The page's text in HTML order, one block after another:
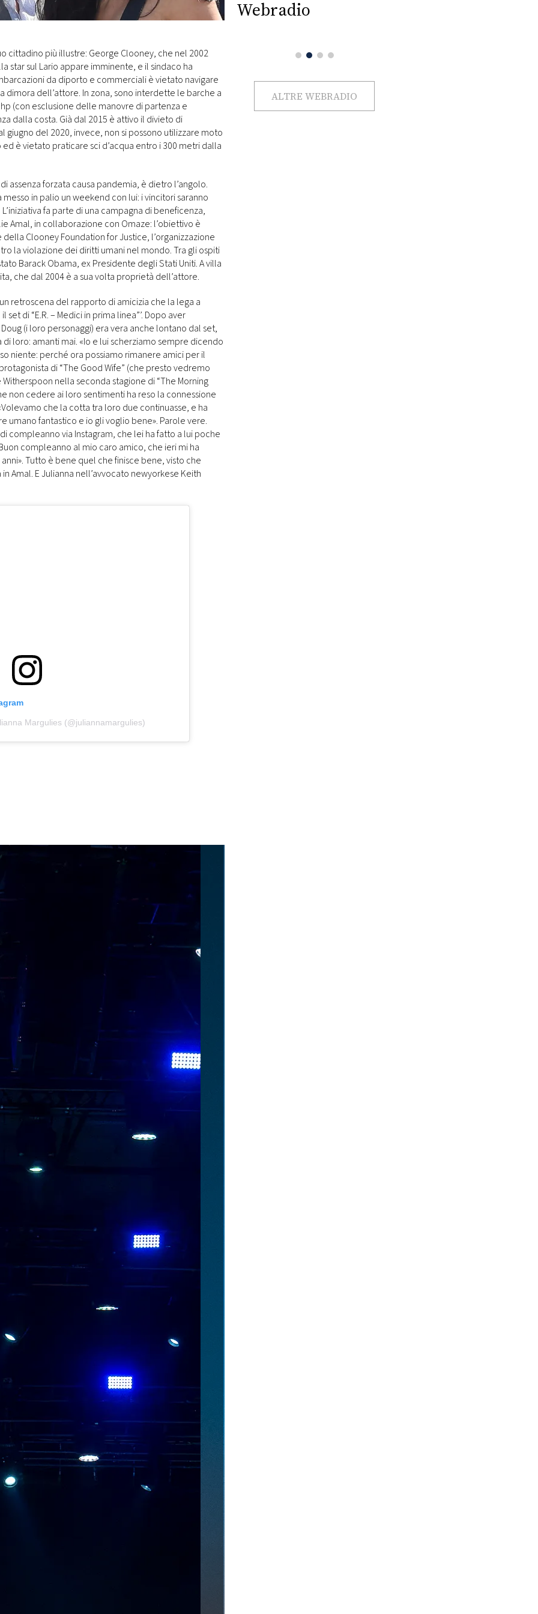
cittadino più illustre: George Clooney, che nel 2002
star sul Lario appare imminente, e il sindaco ha
da diporto e commerciali è vietato navigare
dell’attore. In zona, sono interdette le barche a
(con esclusione delle manovre di partenza e
dalla costa. Già dal 2015 è attivo il divieto di
giugno del 2020, invece, non si possono utilizzare moto
è vietato praticare sci d’acqua entro i 300 metri dalla
assenza forzata causa pandemia, è dietro l’angolo.
in palio un weekend con lui: i vincitori saranno
fa parte di una campagna di beneficenza,
Amal, in collaborazione con Omaze: l’obiettivo è
Clooney Foundation for Justice, l’organizzazione
la violazione dei diritti umani nel mondo. Tra gli ospiti
Barack Obama, ex Presidente degli Stati Uniti. A villa
che dal 2004 è a sua volta proprietà dell’attore.
retroscena del rapporto di amicizia che la lega a
di “E.R. – Medici in prima linea”’. Dopo aver
(i loro personaggi) era vera anche lontano dal set,
loro: amanti mai. «Io e lui scherziamo sempre dicendo
niente: perché ora possiamo rimanere amici per il
di “The Good Wife” (che presto vedremo
nella seconda stagione di “The Morning
non cedere ai loro sentimenti ha reso la connessione
che la cotta tra loro due continuasse, e ha
umano fantastico e io gli voglio bene». Parole vere.
compleanno via Instagram, che lei ha fatto a lui poche
compleanno al mio caro amico, che ieri mi ha
Tutto è bene quel che finisce bene, visto che
Amal. E Julianna nell’avvocato newyorkese Keith
Margulies (@juliannamargulies)
Webradio
ALTRE WEBRADIO